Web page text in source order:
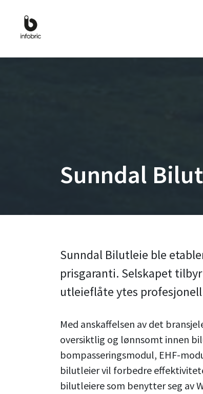
Sunndal
Sunndal Bilutleie ble
prisgaranti. Selskapet
utleieflåte ytes
Med anskaffelsen av det
oversiktlig og lønnsomt innen
bompasseringsmodul, EHF-
bilutleier vil forbedre
bilutleiere som benytter seg av